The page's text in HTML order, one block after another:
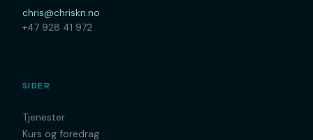
chris@chriskn.no
+47 928 41 972
SIDER
Tjenester
Kurs og foredrag